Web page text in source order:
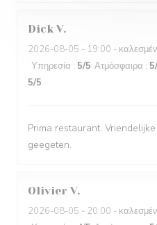
Dick V
2026-08-05 - 19:00 -
Υπηρεσία : 5/5 Ατμόσφαιρα : 5
5/5
Prima restaurant.
geegeten.
Olivier V
2026-08-05 - 20:00 -